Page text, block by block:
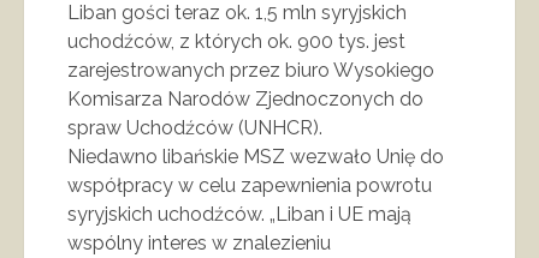
Liban gości teraz ok. 1,5 mln syryjskich
uchodźców, z których ok. 900 tys. jest
zarejestrowanych przez biuro Wysokiego
Komisarza Narodów Zjednoczonych do
spraw Uchodźców (UNHCR).
Niedawno libańskie MSZ wezwało Unię do
współpracy w celu zapewnienia powrotu
syryjskich uchodźców. „Liban i UE mają
wspólny interes w znalezieniu